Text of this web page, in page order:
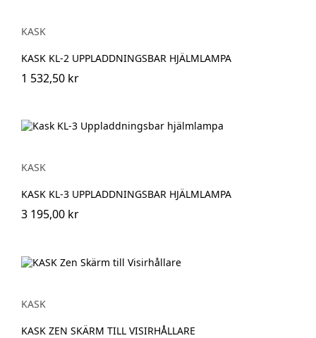
KASK
KASK KL-2 UPPLADDNINGSBAR HJÄLMLAMPA
1 532,50 kr
KASK
KASK KL-3 UPPLADDNINGSBAR HJÄLMLAMPA
3 195,00 kr
KASK
KASK ZEN SKÄRM TILL VISIRHÅLLARE